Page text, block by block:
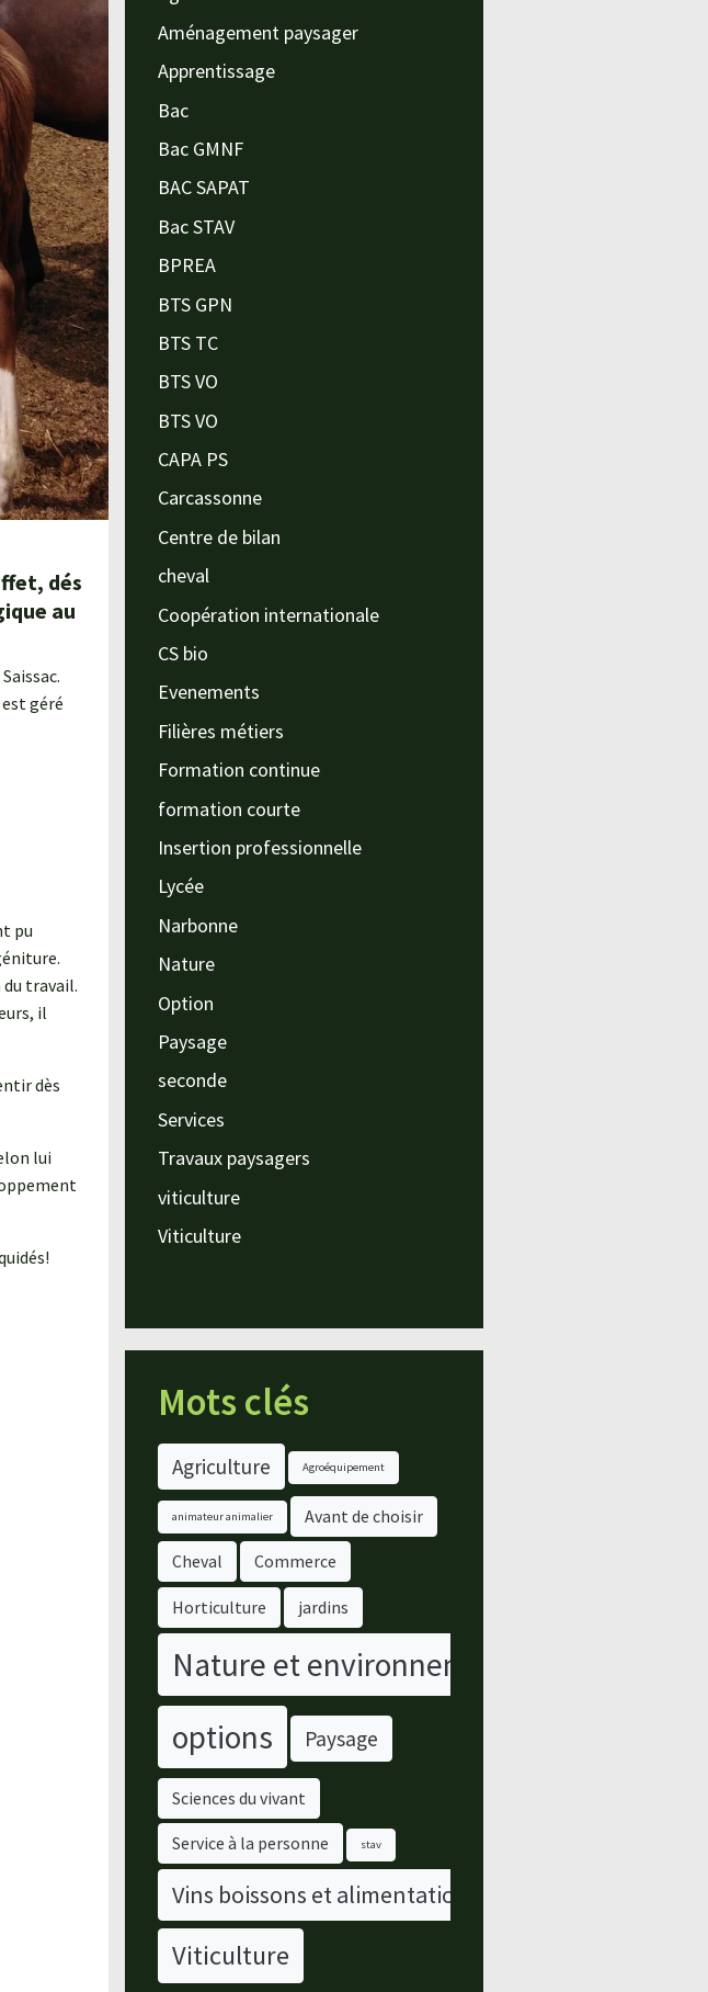
dés
au
géré
pu
travail.
il
dès
lui
Aménagement paysager
Apprentissage
Bac
Bac GMNF
BAC SAPAT
Bac STAV
BPREA
BTS GPN
BTS TC
BTS VO
BTS VO
CAPA PS
Carcassonne
Centre de bilan
cheval
Coopération internationale
CS bio
Evenements
Filières métiers
Formation continue
formation courte
Insertion professionnelle
Lycée
Narbonne
Nature
Option
Paysage
seconde
Services
Travaux paysagers
viticulture
Viticulture
Mots clés
Agriculture Agroéquipement
animateur animalier Avant de choisir
Cheval Commerce
Horticulture jardins
Nature et environnement
options
Paysage
Sciences du vivant
Service à la personne stav
Vins boissons et alimentation
Viticulture